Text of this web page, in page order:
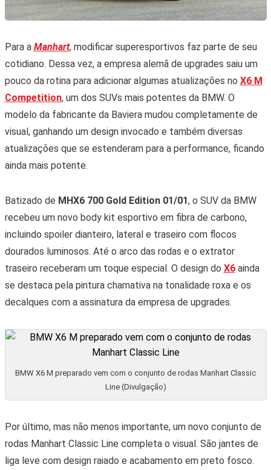
Para a Manhart, modificar superesportivos faz parte de seu
cotidiano. Dessa vez, a empresa alemã de upgrades saiu um
pouco da rotina para adicionar algumas atualizações no X6 M
Competition, um dos SUVs mais potentes da BMW. O
modelo da fabricante da Baviera mudou completamente de
visual, ganhando um design invocado e também diversas
atualizações que se estenderam para a performance, ficando
ainda mais potente.
Batizado de MHX6 700 Gold Edition 01/01, o SUV da BMW
recebeu um novo body kit esportivo em fibra de carbono,
incluindo spoiler dianteiro, lateral e traseiro com flocos
dourados luminosos. Até o arco das rodas e o extrator
traseiro receberam um toque especial. O design do X6ainda
se destaca pela pintura chamativa na tonalidade roxa e os
decalques com a assinatura da empresa de upgrades.
BMW X6 M preparado vem com o conjunto de rodas Manhart Classic
Line (Divulgação)
Por último, mas não menos importante, um novo conjunto de
rodas Manhart Classic Line completa o visual. São jantes de
liga leve com design raiado e acabamento em preto fosco.